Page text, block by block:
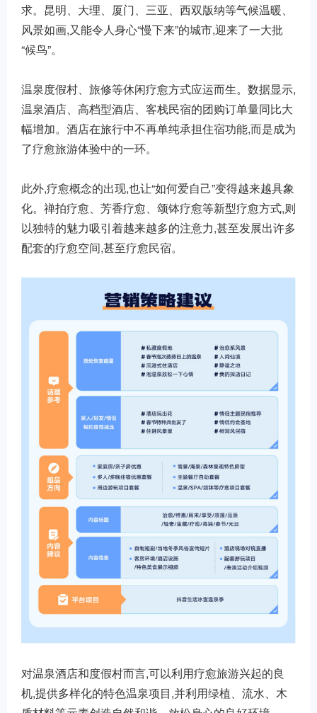
求。昆明、大理、厦门、三亚、西双版纳等气候温暖、
风景如画,又能令人身心“慢下来”的城市,迎来了一大批
“候鸟”。
温泉度假村、旅修等休闲疗愈方式应运而生。数据显示,
温泉酒店、高档型酒店、客栈民宿的团购订单量同比大
幅增加。酒店在旅行中不再单纯承担住宿功能,而是成为
了疗愈旅游体验中的一环。
此外,疗愈概念的出现,也让“如何爱自己”变得越来越具象
化。禅拍疗愈、芳香疗愈、颂钵疗愈等新型疗愈方式,则
以独特的魅力吸引着越来越多的注意力,甚至发展出许多
配套的疗愈空间,甚至疗愈民宿。
对温泉酒店和度假村而言,可以利用疗愈旅游兴起的良
机,提供多样化的特色温泉项目,并利用绿植、流水、木